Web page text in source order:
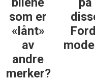
som er
«lånt»
av
andre
merker?